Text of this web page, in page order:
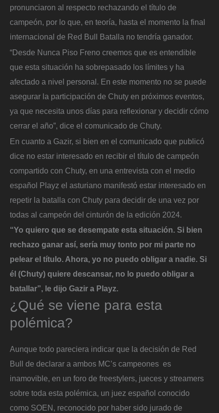
pronunciaron al respecto rechazando el título de
campeón, por lo que, en teoría, hasta el momento la final
internacional de Red Bull Batalla no tendría ganador.
“Desde Nunca Piso Freno creemos que es entendible
que esta situación ha sobrepasado los límites y ha
afectado a nivel personal. En este momento no se puede
asegurar la participación de Chuty en próximos eventos,
ya que necesita unos días para reflexionar y decidir cómo
cerrar el año”, dice el comunicado de Chuty.
En cuanto a Gazir, si bien en el comunicado que publicó
dice no estar interesado en recibir el título de campeón
compartido con Chuty, en una entrevista con el medio
español Playz el asturiano manifestó estar interesado en
repetir la batalla con Chuty para decidir de una vez por
todas al campeón del cinturón de la edición 2024.
“Yo quiero que se desempate esta situación. Si bien
rechazo ganar así, sería muy tonto por mi parte no
pelear el título. Ahora, yo no puedo obligar a nadie. Si
él (Chuty) quiere descansar, no lo puedo obligar a
batallar”, le dijo Gazir a Playz.
¿Qué se viene para esta
polémica?
Aunque todo pareciera indicar que la decisión de Red
Bull de declarar a ambos MC’s campeones es
inamovible, en un foro de freestylers, jueces y streamers
sobre toda esta polémica, un juez español conocido
como SOEN, reconocido por haber sido jurado de